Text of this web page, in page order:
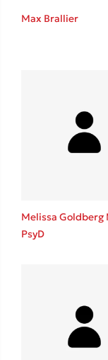
Max Brallier
Melissa Goldberg
PsyD